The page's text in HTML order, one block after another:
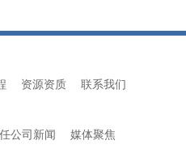
资源资质 联系我们
公司新闻 媒体聚焦